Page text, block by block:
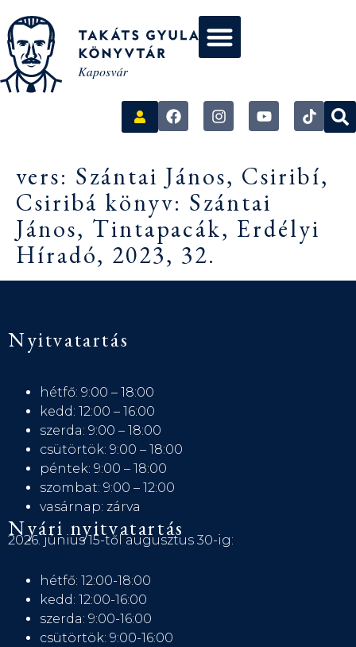
vers: Szántai János, Csiribí,
Csiribá könyv: Szántai
János, Tintapacák, Erdélyi
Híradó, 2023, 32.
Nyitvatartás
hétfő: 9:00 – 18:00
kedd: 12:00 – 16:00
szerda: 9:00 – 18:00
csütörtök: 9:00 – 18:00
péntek: 9:00 – 18:00
szombat: 9:00 – 12:00
vasárnap: zárva
Nyári nyitvatartás
2026. június 15-től augusztus 30-ig:
hétfő: 12:00-18:00
kedd: 12:00-16:00
szerda: 9:00-16:00
csütörtök: 9:00-16:00